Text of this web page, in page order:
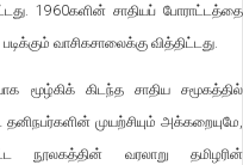
1960களின் சாதியப் போராட்டத்தை
வாசிகசாலைக்கு வித்திட்டது.
மூழ்கிக் கிடந்த சாதிய சமூகத்தில்
முயற்சியும் அக்கறையுமே,
நூலகத்தின் வரலாறு தமிழரின்